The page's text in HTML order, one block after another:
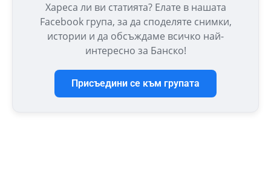
Хареса ли ви статията? Елате в нашата
Facebook група, за да споделяте снимки,
истории и да обсъждаме всичко най-
интересно за Банско!
Присъедини се към групата